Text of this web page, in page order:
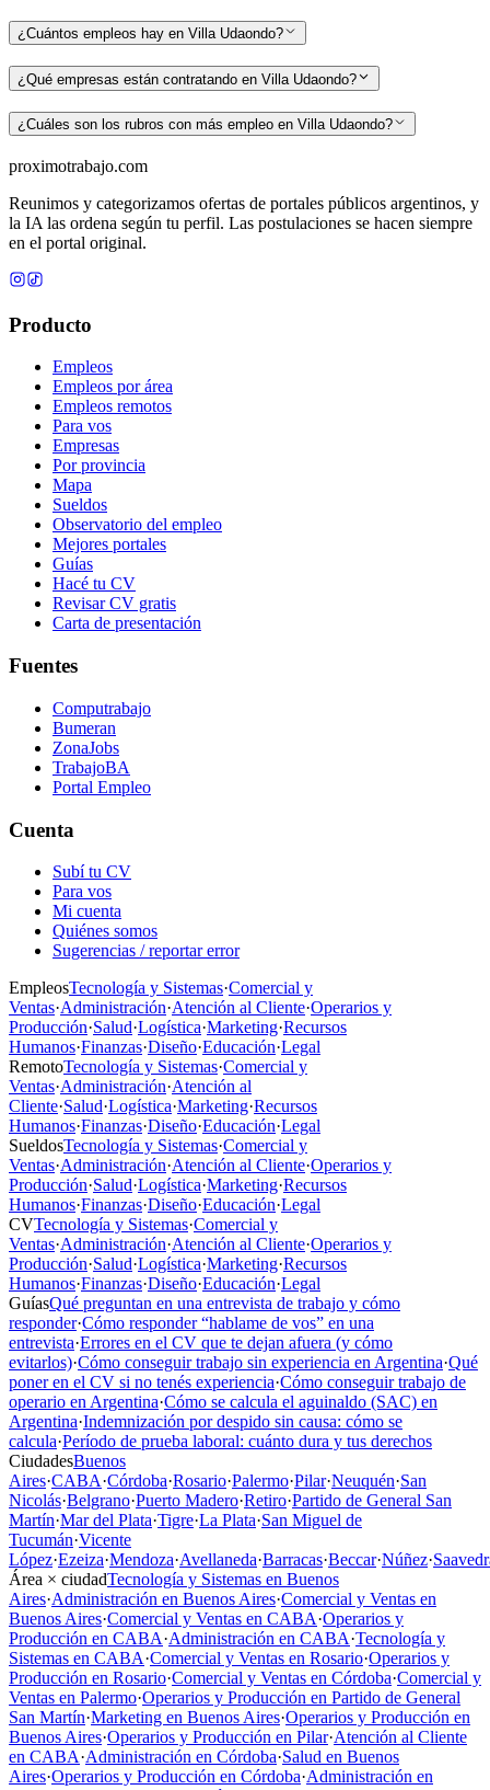
¿Cuántos empleos hay en Villa Udaondo?
¿Qué empresas están contratando en Villa Udaondo?
¿Cuáles son los rubros con más empleo en Villa Udaondo?
proximotrabajo.com
Reunimos y categorizamos ofertas de portales públicos argentinos, y
la IA las ordena según tu perfil. Las postulaciones se hacen siempre
en el portal original.
Producto
Empleos
Empleos por área
Empleos remotos
Para vos
Empresas
Por provincia
Mapa
Sueldos
Observatorio del empleo
Mejores portales
Guías
Hacé tu CV
Revisar CV gratis
Carta de presentación
Fuentes
Computrabajo
Bumeran
ZonaJobs
TrabajoBA
Portal Empleo
Cuenta
Subí tu CV
Para vos
Mi cuenta
Quiénes somos
Sugerencias / reportar error
EmpleosTecnología y Sistemas·Comercial y
Ventas·Administración·Atención al Cliente·Operarios y
Producción·Salud·Logística·Marketing·Recursos
Humanos·Finanzas·Diseño·Educación·Legal
RemotoTecnología y Sistemas·Comercial y
Ventas·Administración·Atención al
Cliente·Salud·Logística·Marketing·Recursos
Humanos·Finanzas·Diseño·Educación·Legal
SueldosTecnología y Sistemas·Comercial y
Ventas·Administración·Atención al Cliente·Operarios y
Producción·Salud·Logística·Marketing·Recursos
Humanos·Finanzas·Diseño·Educación·Legal
CVTecnología y Sistemas·Comercial y
Ventas·Administración·Atención al Cliente·Operarios y
Producción·Salud·Logística·Marketing·Recursos
Humanos·Finanzas·Diseño·Educación·Legal
GuíasQué preguntan en una entrevista de trabajo y cómo
responder·Cómo responder “hablame de vos” en una
entrevista·Errores en el CV que te dejan afuera (y cómo
evitarlos)·Cómo conseguir trabajo sin experiencia en Argentina·Qué
poner en el CV si no tenés experiencia·Cómo conseguir trabajo de
operario en Argentina·Cómo se calcula el aguinaldo (SAC) en
Argentina·Indemnización por despido sin causa: cómo se
calcula·Período de prueba laboral: cuánto dura y tus derechos
CiudadesBuenos
Aires·CABA·Córdoba·Rosario·Palermo·Pilar·Neuquén·San
Nicolás·Belgrano·Puerto Madero·Retiro·Partido de General San
Martín·Mar del Plata·Tigre·La Plata·San Miguel de
Tucumán·Vicente
López·Ezeiza·Mendoza·Avellaneda·Barracas·Beccar·Núñez·
Área × ciudadTecnología y Sistemas en Buenos
Aires·Administración en Buenos Aires·Comercial y Ventas en
Buenos Aires·Comercial y Ventas en CABA·Operarios y
Producción en CABA·Administración en CABA·Tecnología y
Sistemas en CABA·Comercial y Ventas en Rosario·Operarios y
Producción en Rosario·Comercial y Ventas en Córdoba·Comercial y
Ventas en Palermo·Operarios y Producción en Partido de General
San Martín·Marketing en Buenos Aires·Operarios y Producción en
Buenos Aires·Operarios y Producción en Pilar·Atención al Cliente
en CABA·Administración en Córdoba·Salud en Buenos
Aires·Operarios y Producción en Córdoba·Administración en